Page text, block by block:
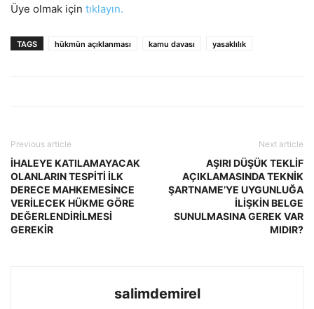
Üye olmak için tıklayın.
TAGS hükmün açıklanması kamu davası yasaklılık
Previous article
İHALEYE KATILAMAYACAK
OLANLARIN TESPİTİ İLK
DERECE MAHKEMESİNCE
VERİLECEK HÜKME GÖRE
DEĞERLENDİRİLMESİ
GEREKİR
Next article
AŞIRI DÜŞÜK TEKLİF
AÇIKLAMASINDA TEKNİK
ŞARTNAME’YE UYGUNLUĞA
İLİŞKİN BELGE
SUNULMASINA GEREK VAR
MIDIR?
salimdemirel